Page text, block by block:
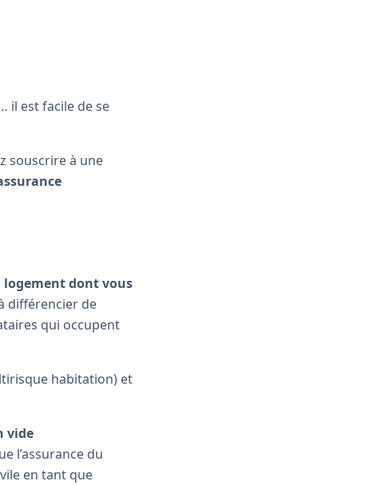
il est facile de se
souscrire à une
logement dont vous
différencier de
qui occupent
habitation) et
vide
l’assurance du
en tant que